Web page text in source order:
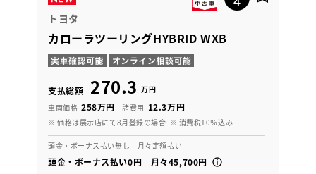
トヨタ
カローラツーリングHYBRID WXB
支払総額 270.3 万円
車両価格 258万円 諸費用 12.3万円
※ 価格は展示店にて8月登録の場合 ※ 消費税10％込み
頭金・ボーナス払い無し 月々定額払い
頭金・ボーナス払い0円 月々45,700円